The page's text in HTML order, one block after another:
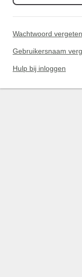
Wachtwoord
Gebruikersnaam
Hulp bij inloggen